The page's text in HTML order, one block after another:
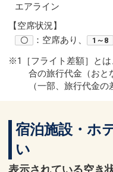
エアライン
【空席状況】
〇 ：空席あり、 1～8
※1［フライト差額］と
合の旅行代金（おと
（一部、旅行代金
宿泊施設・ホ
い
表示されている空き